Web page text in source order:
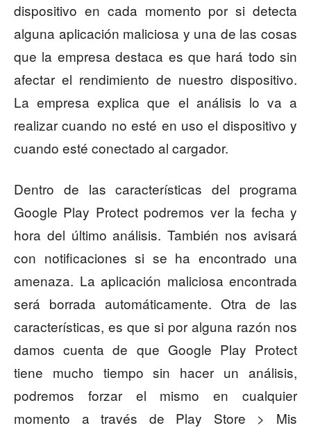
dispositivo en cada momento por si detecta
alguna aplicación maliciosa y una de las cosas
que la empresa destaca es que hará todo sin
afectar el rendimiento de nuestro dispositivo.
La empresa explica que el análisis lo va a
realizar cuando no esté en uso el dispositivo y
cuando esté conectado al cargador.
Dentro de las características del programa
Google Play Protect podremos ver la fecha y
hora del último análisis. También nos avisará
con notificaciones si se ha encontrado una
amenaza. La aplicación maliciosa encontrada
será borrada automáticamente. Otra de las
características, es que si por alguna razón nos
damos cuenta de que Google Play Protect
tiene mucho tiempo sin hacer un análisis,
podremos forzar el mismo en cualquier
momento a través de Play Store > Mis